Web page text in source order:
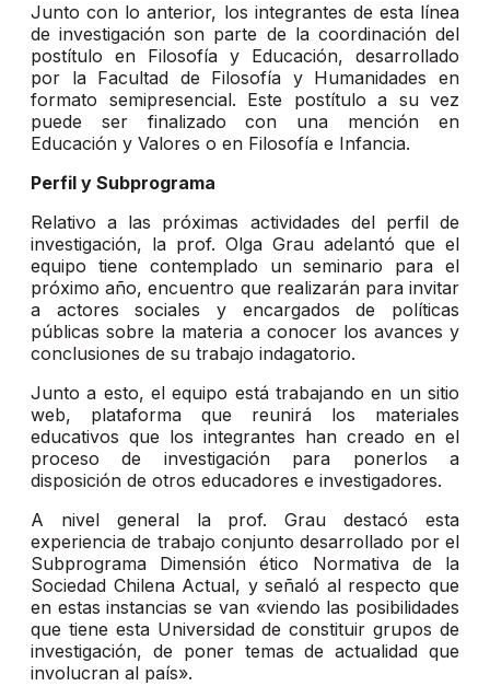
Junto con lo anterior, los integrantes de esta línea
de investigación son parte de la coordinación del
postítulo en Filosofía y Educación, desarrollado
por la Facultad de Filosofía y Humanidades en
formato semipresencial. Este postítulo a su vez
puede ser finalizado con una mención en
Educación y Valores o en Filosofía e Infancia.
Perfil y Subprograma
Relativo a las próximas actividades del perfil de
investigación, la prof. Olga Grau adelantó que el
equipo tiene contemplado un seminario para el
próximo año, encuentro que realizarán para invitar
a actores sociales y encargados de políticas
públicas sobre la materia a conocer los avances y
conclusiones de su trabajo indagatorio.
Junto a esto, el equipo está trabajando en un sitio
web, plataforma que reunirá los materiales
educativos que los integrantes han creado en el
proceso de investigación para ponerlos a
disposición de otros educadores e investigadores.
A nivel general la prof. Grau destacó esta
experiencia de trabajo conjunto desarrollado por el
Subprograma Dimensión ético Normativa de la
Sociedad Chilena Actual, y señaló al respecto que
en estas instancias se van «viendo las posibilidades
que tiene esta Universidad de constituir grupos de
investigación, de poner temas de actualidad que
involucran al país».